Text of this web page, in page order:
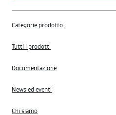
Categorie prodotto
Tutti i prodotti
Documentazione
News ed eventi
Chi siamo